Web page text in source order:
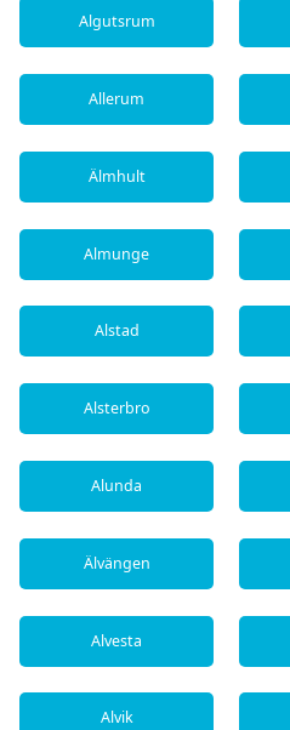
Algutsrum
Allerum
Älmhult
Almunge
Alstad
Alsterbro
Alunda
Älvängen
Alvesta
Alvik